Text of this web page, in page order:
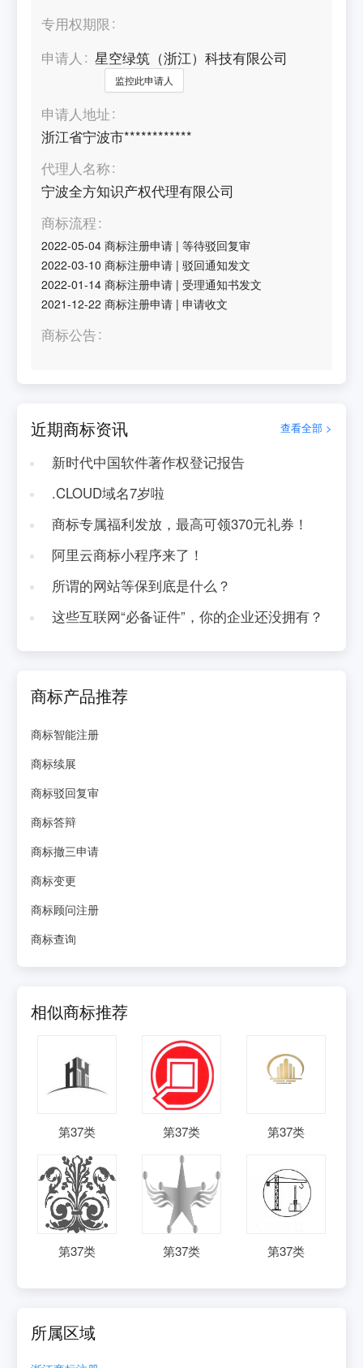
专用权期限
申请人
星空绿筑（浙江）科技有限公司
监控此申请人
申请人地址
浙江省宁波市************
代理人名称
宁波全方知识产权代理有限公司
商标流程
2022-05-04 商标注册申请 |等待驳回复审
2022-03-10 商标注册申请 |驳回通知发文
2022-01-14 商标注册申请 |受理通知书发文
2021-12-22 商标注册申请 |申请收文
商标公告
近期商标资讯 查看全部 >
新时代中国软件著作权登记报告
.CLOUD域名7岁啦
商标专属福利发放，最高可领370元礼券！
阿里云商标小程序来了！
所谓的网站等保到底是什么？
这些互联网“必备证件”，你的企业还没拥有？
商标产品推荐
商标智能注册
商标续展
商标驳回复审
商标答辩
商标撤三申请
商标变更
商标顾问注册
商标查询
相似商标推荐
第37类 第37类 第37类
第37类 第37类 第37类
所属区域